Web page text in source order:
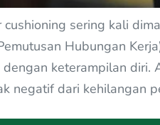
cushioning sering kali
Hubungan
dengan keterampilan diri.
negatif dari kehilangan